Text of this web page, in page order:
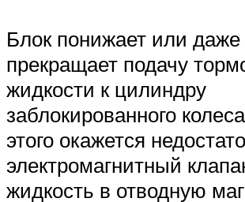
Блок понижает или даже
прекращает подачу
жидкости к цилиндру
заблокированного
этого окажется
электромагнитный
жидкость в отводную